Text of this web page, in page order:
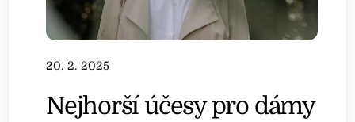
20. 2. 2025
Nejhorší účesy pro dámy